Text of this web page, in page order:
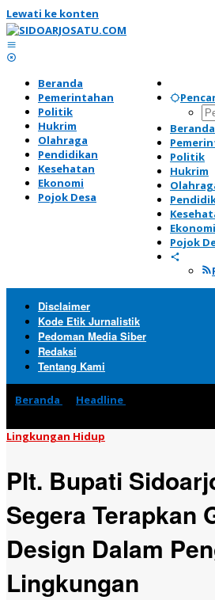
Lewati ke konten
Beranda
Politik
Hukrim
Ekonomi
Pojok
Beranda
Pemerintahan
Politik
Hukrim
Olahraga
Pendidikan
Kesehatan
Ekonomi
Pojok Desa
Disclaimer
Kode Etik Jurnalistik
Pedoman Media Siber
Redaksi
Tentang Kami
Beranda Headline
Lingkungan Hidup
Plt. Bupati
Segera Terapkan
Design Dalam
Lingkungan